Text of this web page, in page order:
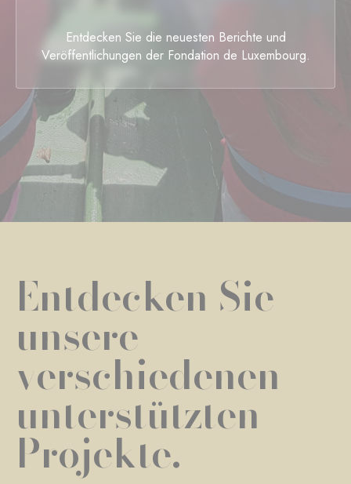
Entdecken Sie die neuesten Berichte und
Veröffentlichungen der Fondation de Luxembourg.
Entdecken Sie
unsere
verschiedenen
unterstützten
Projekte.